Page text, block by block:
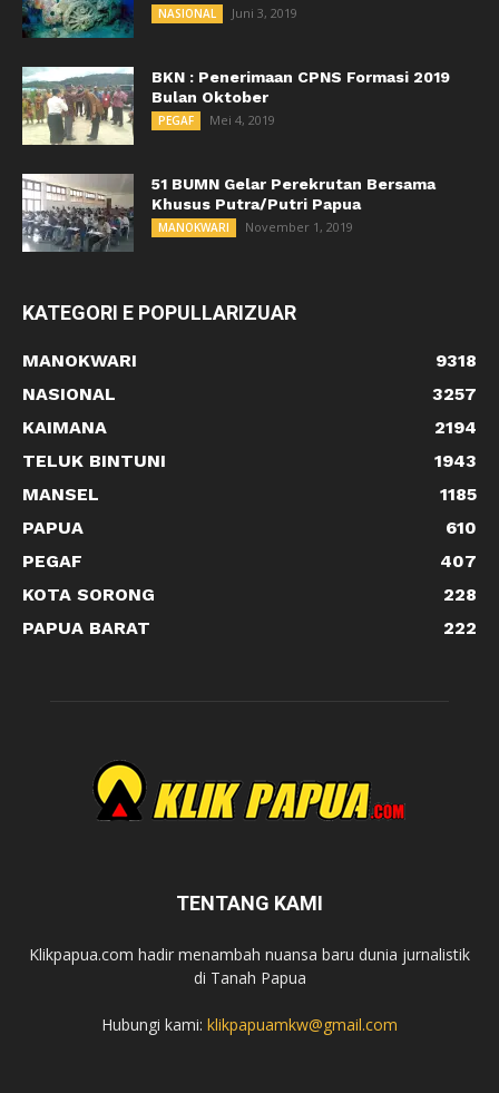
NASIONAL Juni 3, 2019
BKN : Penerimaan CPNS Formasi 2019
Bulan Oktober
PEGAF Mei 4, 2019
51 BUMN Gelar Perekrutan Bersama
Khusus Putra/Putri Papua
MANOKWARI November 1, 2019
KATEGORI E POPULLARIZUAR
MANOKWARI
9318
NASIONAL
3257
KAIMANA
2194
TELUK BINTUNI
1943
MANSEL
1185
PAPUA
610
PEGAF
407
KOTA SORONG
228
PAPUA BARAT
222
TENTANG KAMI
Klikpapua.com hadir menambah nuansa baru dunia jurnalistik
di Tanah Papua
Hubungi kami: klikpapuamkw@gmail.com